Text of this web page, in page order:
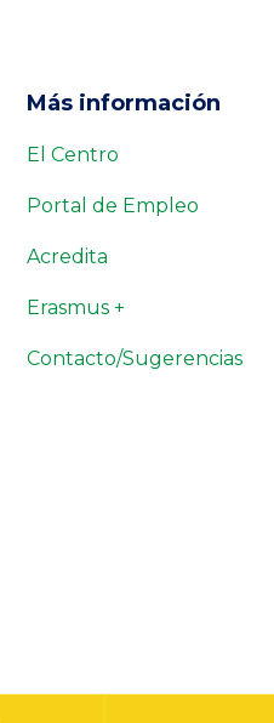
Más información
El Centro
Portal de Empleo
Acredita
Erasmus +
Contacto/Sugerencias